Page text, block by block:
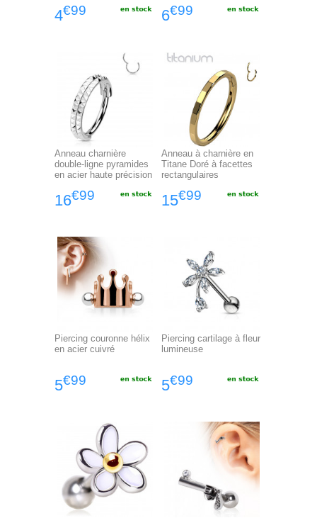
4€99 6€99
Anneau charnière
double-ligne pyramides
en acier haute précision
16€99
Anneau à charnière en
Titane Doré à facettes
rectangulaires
15€99
Piercing couronne hélix
en acier cuivré
5€99
Piercing cartilage à fleur
lumineuse
5€99